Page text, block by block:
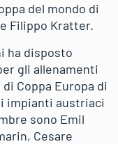
del mondo di
Filippo Kratter.
ha disposto
gli allenamenti
Coppa Europa di
impianti austriaci
sono Emil
Cesare